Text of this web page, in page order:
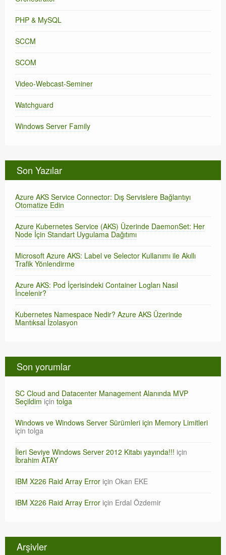
PHP & MySQL
SCCM
SCOM
Video-Webcast-Seminer
Watchguard
Windows Server Family
Son Yazılar
Azure AKS Service Connector: Dış Servislere Bağlantıyı
Otomatize Edin
Azure Kubernetes Service (AKS) Üzerinde DaemonSet: Her
Node İçin Standart Uygulama Dağıtımı
Microsoft Azure AKS: Label ve Selector Kullanımı ile Akıllı
Trafik Yönlendirme
Azure AKS: Pod İçerisindeki Container Logları Nasıl
İncelenir?
Kubernetes Namespace Nedir? Azure AKS Üzerinde
Mantıksal İzolasyon
Son yorumlar
SC Cloud and Datacenter Management Alanında MVP
Seçildimiçintolga
Windows ve Windows Server Sürümleri için Memory Limitleri
içintolga
İleri Seviye Windows Server 2012 Kitabı yayında!!! için
İbrahim ATAY
IBM X226 Raid Array Error için Okan EKE
IBM X226 Raid Array Error için Erdal Özdemir
Arşivler